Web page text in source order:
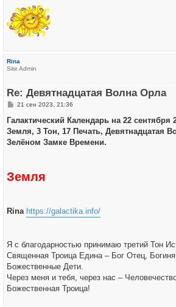
Rina
Site Admin
Re: Девятнадцатая Волна Орла
С
о
щ
е
21 сен 2023, 21:36
Галактический Календарь на 22 сентября
Земля, 3 Тон, 17 Печать, Девятнадцатая
Зелёном Замке Времени.
Земля
Rina https://galactika.info/
Я с благодарностью принимаю третий Тон
Священная Троица Едина – Бог Отец,
Божественные Дети.
Через меня и тебя, через нас –
Божественная Троица!